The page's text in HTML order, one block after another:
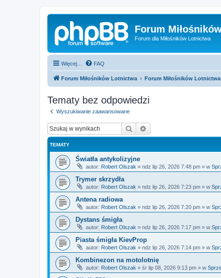
Forum
Forum dla Miłośników Lotnictwa
Więcej… FAQ
Forum Miłośników Lotnictwa Forum Miłośników Lotnictwa
Tematy bez odpowiedzi
Wyszukiwanie zaawansowane
Szukaj
TEMATY
Światła antykolizyjne
autor: Robert Olszak » ndz lip 26, 2026 7:48 pm » w
Trymer skrzydła
autor: Robert Olszak » ndz lip 26, 2026 7:23 pm » w
Antena radiowa
autor: Robert Olszak » ndz lip 26, 2026 7:20 pm » w
Dystans śmigła
autor: Robert Olszak » ndz lip 26, 2026 7:17 pm » w
Piasta śmigła KievProp
autor: Robert Olszak » ndz lip 26, 2026 7:14 pm » w
Kombinezon na motolotnię
autor: Robert Olszak » śr lip 08, 2026 9:13 pm » w